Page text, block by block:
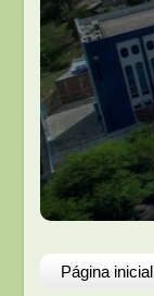
Página inicial